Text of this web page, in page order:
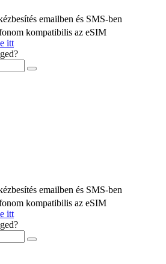
emailben és SMS-ben
kompatibilis az eSIM
itt
emailben és SMS-ben
kompatibilis az eSIM
itt